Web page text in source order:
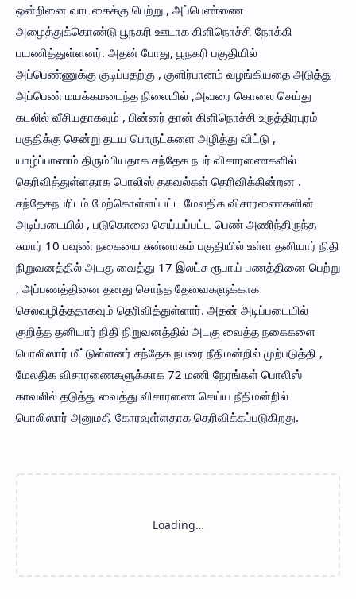
ஒன்றினை வாடகைக்கு பெற்று , அப்பெண்ணை
அழைத்துக்கொண்டு பூநகரி ஊடாக கிளிநொச்சி நோக்கி
பயணித்துள்ளனர். அதன் போது, பூநகரி பகுதியில்
அப்பெண்ணுக்கு குடிப்பதற்கு , குளிர்பானம் வழங்கியதை அடுத்து
அப்பெண் மயக்கமடைந்த நிலையில் ,அவரை கொலை செய்து
கடலில் வீசியதாகவும் , பின்னர் தான் கிளிநொச்சி உருத்திரபுரம்
பகுதிக்கு சென்று தடய பொருட்களை அழித்து விட்டு ,
யாழ்ப்பாணம் திரும்பியதாக சந்தேக நபர் விசாரணைகளில்
தெரிவித்துள்ளதாக பொலிஸ் தகவல்கள் தெரிவிக்கின்றன .
சந்தேகநபரிடம் மேற்கொள்ளப்பட்ட மேலதிக விசாரணைகளின்
அடிப்படையில் , படுகொலை செய்யப்பட்ட பெண் அணிந்திருந்த
சுமார் 10 பவுண் நகையை சுன்னாகம் பகுதியில் உள்ள தனியார் நிதி
நிறுவனத்தில் அடகு வைத்து 17 இலட்ச ரூபாய் பணத்தினை பெற்று
, அப்பணத்தினை தனது சொந்த தேவைகளுக்காக
செலவழித்ததாகவும் தெரிவித்துள்ளார். அதன் அடிப்படையில்
குறித்த தனியார் நிதி நிறுவனத்தில் அடகு வைத்த நகைகளை
பொலிஸார் மீட்டுள்ளனர் சந்தேக நபரை நீதிமன்றில் முற்படுத்தி ,
மேலதிக விசாரணைகளுக்காக 72 மணி நேரங்கள் பொலிஸ்
காவலில் தடுத்து வைத்து விசாரணை செய்ய நீதிமன்றில்
பொலிஸார் அனுமதி கோரவுள்ளதாக தெரிவிக்கப்படுகிறது.